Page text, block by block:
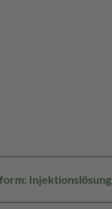
Injektionslösung